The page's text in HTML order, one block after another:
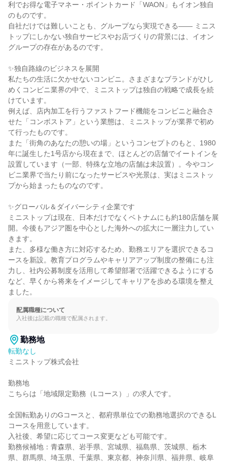
利でお得な電子マネー・ポイントカード「WAON」もイオン独自
のものです。
自社だけでは難しいことも、グループなら実現できる―― ミニス
トップにしかない独自サービスやお店づくりの背景には、イオン
グループの存在があるのです。
✨独自路線のビジネスを展開
私たちの生活に欠かせないコンビニ。さまざまなブランドがひし
めくコンビニ業界の中で、ミニストップは独自の戦略で成長を続
けています。
例えば、店内加工を行うファストフード機能をコンビニと融合さ
せた「コンボストア」という業態は、ミニストップが業界で初め
て行ったものです。
また「街角のあなたの憩いの場」というコンセプトのもと、1980
年に誕生した1号店から現在まで、ほとんどの店舗でイートインを
設置しています（一部、特殊な立地の店舗は未設置）。今やコン
ビニ業界で当たり前になったサービスや光景は、実はミニストッ
プから始まったものなのです。
✨グローバル＆ダイバーシティ企業です
ミニストップは現在、日本だけでなくベトナムにも約180店舗を展
開。今後もアジア圏を中心とした海外への拡大に一層注力してい
きます。
また、多様な働き方に対応するため、勤務エリアを選択できるコ
ースを新設。教育プログラムやキャリアアップ制度の整備にも注
力し、社内公募制度を活用して希望部署で活躍できるようにする
など、早くから将来をイメージしてキャリアを歩める環境を整え
ました。
配属職種について
入社後は記載の職種で配属されます。
勤務地
転勤なし
ミニストップ株式会社
勤務地
こちらは「地域限定勤務（Lコース）」の求人です。
全国転勤ありのGコースと、都府県単位での勤務地選択のできるL
コースを用意しています。
入社後、希望に応じてコース変更なども可能です。
勤務候補地：青森県、岩手県、宮城県、福島県、茨城県、栃木
県、群馬県、埼玉県、千葉県、東京都、神奈川県、福井県、岐阜